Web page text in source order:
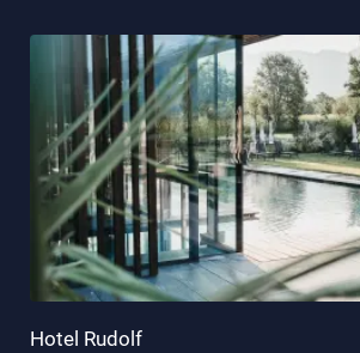
Hotel Rudolf